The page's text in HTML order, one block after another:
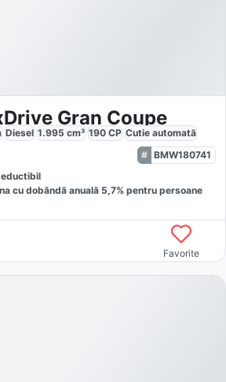
Gran Coupe
Diesel 1.995 cm³ 190 CP Cutie automată
BMW180741
cu dobăndă anuală 5,7% pentru persoane
Favorite